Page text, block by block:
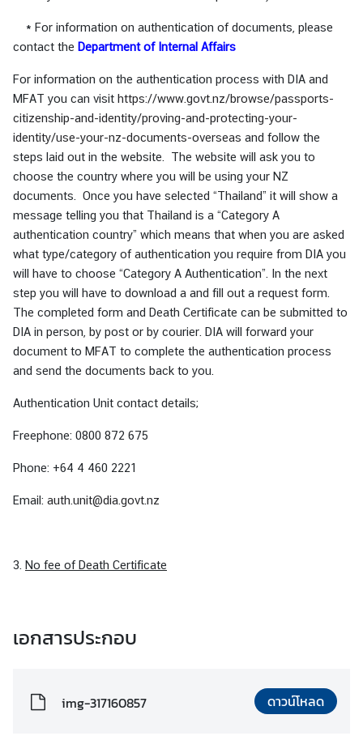
T
h
a
i
C
o
r
n
e
r
ติ
ด
ต่
อ
ส
ถ
า
น
อ
อั
ค
ช
ฯ
|
o
n
* For information on authentication of documents, please
contact the Department of Internal Affairs
For information on the authentication process with DIA and
MFAT you can visit https://www.govt.nz/browse/passports-
citizenship-and-identity/proving-and-protecting-your-
identity/use-your-nz-documents-overseas and follow the
steps laid out in the website. The website will ask you to
choose the country where you will be using your NZ
documents. Once you have selected “Thailand” it will show a
message telling you that Thailand is a “Category A
authentication country” which means that when you are asked
what type/category of authentication you require from DIA you
will have to choose “Category A Authentication”. In the next
step you will have to download a and fill out a request form.
The completed form and Death Certificate can be submitted to
DIA in person, by post or by courier. DIA will forward your
document to MFAT to complete the authentication process
and send the documents back to you.
Authentication Unit contact details;
Freephone: 0800 872 675
Phone: +64 4 460 2221
Email: auth.unit@dia.govt.nz
3. No fee of Death Certificate
เอกสารประกอบ
img-317160857 ดาวน์โหลด